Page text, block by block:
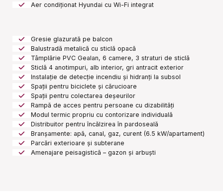
Aer condiționat Hyundai cu Wi-Fi integrat
Gresie glazurată pe balcon
Balustradă metalică cu sticlă opacă
Tâmplărie PVC Gealan, 6 camere, 3 straturi de sticlă
Sticlă 4 anotimpuri, alb interior, gri antracit exterior
Instalație de detecție incendiu și hidranți la subsol
Spații pentru biciclete și cărucioare
Spații pentru colectarea deșeurilor
Rampă de acces pentru persoane cu dizabilități
Modul termic propriu cu contorizare individuală
Distribuitor pentru încălzirea în pardoseală
Branșamente: apă, canal, gaz, curent (6.5 kW/apartament)
Parcări exterioare și subterane
Amenajare peisagistică – gazon și arbuști